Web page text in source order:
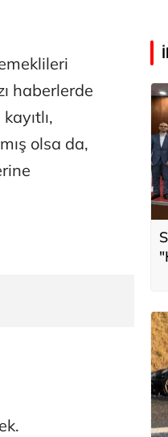
haberlerde
olsa da,